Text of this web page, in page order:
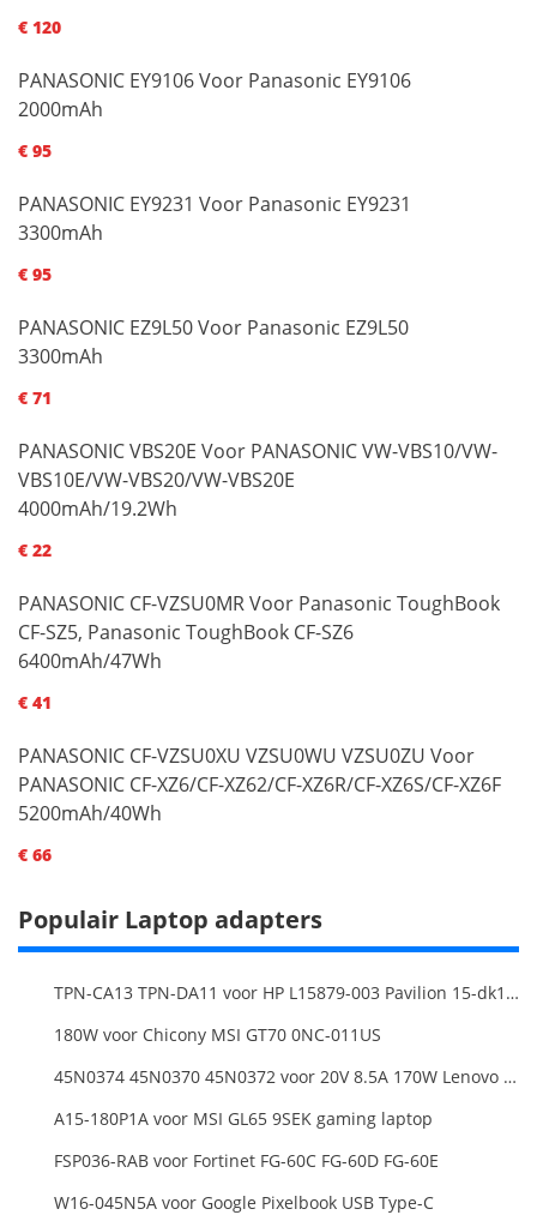
€ 120
PANASONIC EY9106 Voor Panasonic EY9106
2000mAh
€ 95
PANASONIC EY9231 Voor Panasonic EY9231
3300mAh
€ 95
PANASONIC EZ9L50 Voor Panasonic EZ9L50
3300mAh
€ 71
PANASONIC VBS20E Voor PANASONIC VW-VBS10/VW-
VBS10E/VW-VBS20/VW-VBS20E
4000mAh/19.2Wh
€ 22
PANASONIC CF-VZSU0MR Voor Panasonic ToughBook
CF-SZ5, Panasonic ToughBook CF-SZ6
6400mAh/47Wh
€ 41
PANASONIC CF-VZSU0XU VZSU0WU VZSU0ZU Voor
PANASONIC CF-XZ6/CF-XZ62/CF-XZ6R/CF-XZ6S/CF-XZ6F
5200mAh/40Wh
€ 66
Populair Laptop adapters
TPN-CA13 TPN-DA11 voor HP L15879-003 Pavilion 15-dk1000
180W voor Chicony MSI GT70 0NC-011US
45N0374 45N0370 45N0372 voor 20V 8.5A 170W Lenovo ThinkPad W540 T540P
A15-180P1A voor MSI GL65 9SEK gaming laptop
FSP036-RAB voor Fortinet FG-60C FG-60D FG-60E
W16-045N5A voor Google Pixelbook USB Type-C